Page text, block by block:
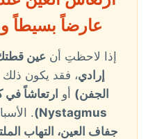
عارضاً بسيطاً
إذا لاحظتِ أن عين
إرادي، فقد يكون ذلك
الجفن) أو ارتعاشاً في
Nystagmus)
.
جفاف العين، التهاب